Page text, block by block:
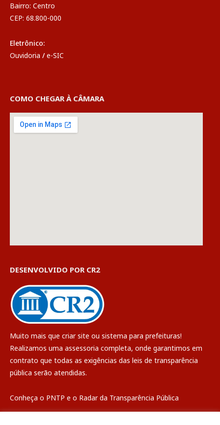
Bairro: Centro
CEP: 68.800-000
Eletrônico:
Ouvidoria / e-SIC
COMO CHEGAR À CÂMARA
DESENVOLVIDO POR CR2
Muito mais que criar site ou sistema para prefeituras!
Realizamos uma assessoria completa, onde garantimos em
contrato que todas as exigências das leis de transparência
pública serão atendidas.
Conheça o PNTP e o Radar da Transparência Pública